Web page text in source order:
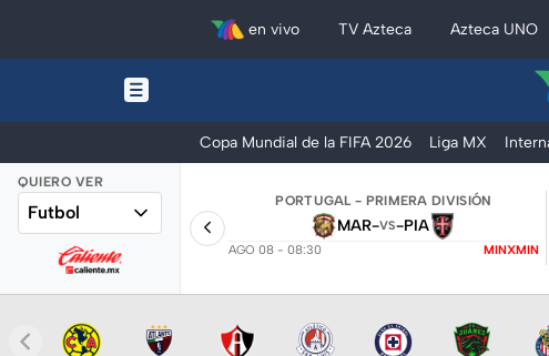
en vivo TV Azteca Azteca UNO
Copa Mundial de la FIFA 2026 Liga MX
QUIERO VER
Futbol
PORTUGAL - PRIMERA DIVISIÓN
MAR-VS-PIA
AGO 08 - 08:30 MINXMIN